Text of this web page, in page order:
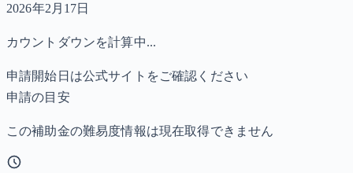
2026年2月17日
カウントダウンを計算中...
申請開始日は公式サイトをご確認ください
申請の目安
この補助金の難易度情報は現在取得できません